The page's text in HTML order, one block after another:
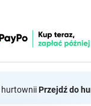
hurtowniiPrzejdź do